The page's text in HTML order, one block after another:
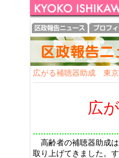
広がる補聴器助成 東
広が
高齢者の補聴器助成は
取り上げてきました。